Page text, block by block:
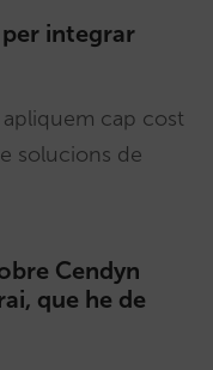
integrar
cap cost
solucions de
Cendyn
que he de